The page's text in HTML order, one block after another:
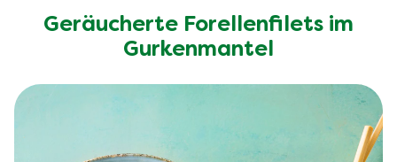
Geräucherte Forellenfilets im
Gurkenmantel